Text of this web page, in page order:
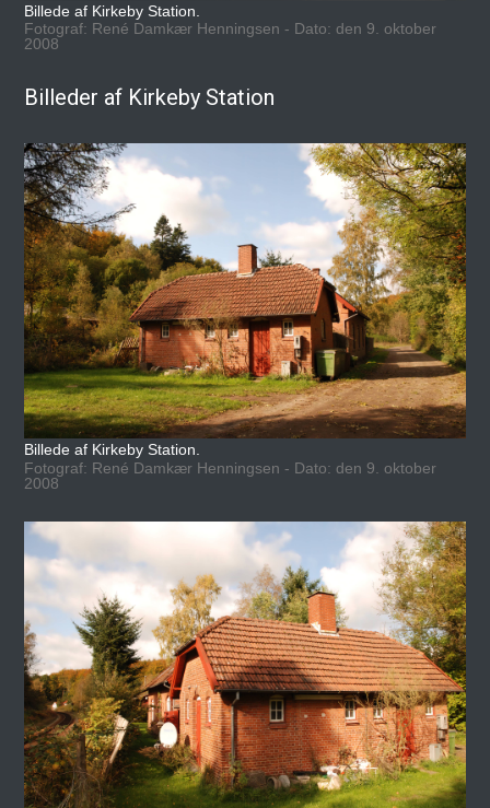
Billede af Kirkeby Station.
Fotograf: René Damkær Henningsen - Dato: den 9. oktober
2008
Billeder af Kirkeby Station
Billede af Kirkeby Station.
Fotograf: René Damkær Henningsen - Dato: den 9. oktober
2008